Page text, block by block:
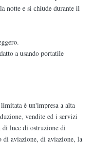
notte e si chiude durante il
a usando portatile
è un'impresa a alta
vendite ed i servizi
di luce di ostruzione di
di aviazione, di aviazione, la